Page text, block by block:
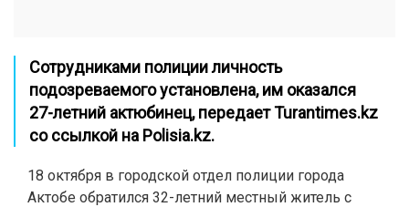
Сотрудниками полиции личность
подозреваемого установлена, им оказался
27-летний актюбинец, передаетTurantimes.kz
со ссылкой на Polisia.kz.
18 октября в городской отдел полиции города
Актобе обратился 32-летний местный житель с